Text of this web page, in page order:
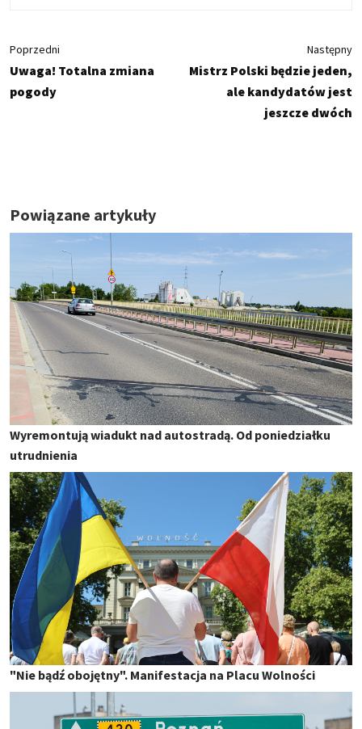
Poprzedni
Uwaga! Totalna zmiana
pogody
Następny
Mistrz Polski będzie jeden,
ale kandydatów jest
jeszcze dwóch
Powiązane artykuły
Wyremontują wiadukt nad autostradą. Od poniedziałku
utrudnienia
"Nie bądź obojętny". Manifestacja na Placu Wolności